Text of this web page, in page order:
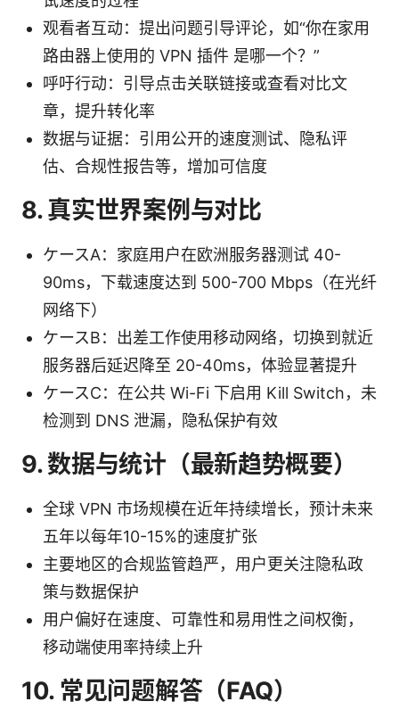
观看者互动：提出问题引导评论，如“你在家用
路由器上使用的 VPN 插件 是哪一个？”
呼吁行动：引导点击关联链接或查看对比文
章，提升转化率
数据与证据：引用公开的速度测试、隐私评
估、合规性报告等，增加可信度
8. 真实世界案例与对比
ケースA：家庭用户在欧洲服务器测试 40-
90ms，下载速度达到 500-700 Mbps（在光纤
网络下）
ケースB：出差工作使用移动网络，切换到就近
服务器后延迟降至 20-40ms，体验显著提升
ケースC：在公共 Wi-Fi 下启用 Kill Switch，未
检测到 DNS 泄漏，隐私保护有效
9. 数据与统计（最新趋势概要）
全球 VPN 市场规模在近年持续增长，预计未来
五年以每年10-15%的速度扩张
主要地区的合规监管趋严，用户更关注隐私政
策与数据保护
用户偏好在速度、可靠性和易用性之间权衡，
移动端使用率持续上升
10. 常见问题解答（FAQ）